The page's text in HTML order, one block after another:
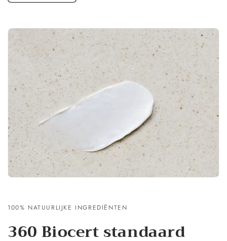
100% NATUURLIJKE INGREDIËNTEN
360 Biocert standaard